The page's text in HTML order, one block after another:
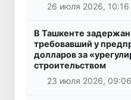
26 июля 2026, 10:16
В Ташкенте
требовавший у
долларов за
строительством
23 июля 2026, 09:06